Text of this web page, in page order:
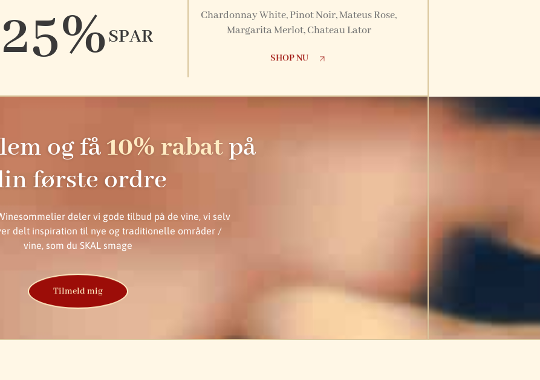
25%SPAR
Chardonnay White, Pinot Noir, Mateus Rose,
Margarita Merlot, Chateau Lator
SHOP NU
og få10% rabatpå
første ordre
deler vi gode tilbud på de vine, vi selv
delt inspiration til nye og traditionelle områder /
vine, som du SKAL smage
Tilmeld mig